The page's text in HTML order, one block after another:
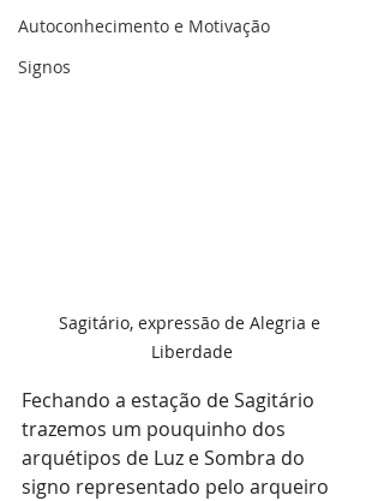
Autoconhecimento e Motivação
Signos
Sagitário, expressão de Alegria e
Liberdade
Fechando a estação de Sagitário
trazemos um pouquinho dos
arquétipos de Luz e Sombra do
signo representado pelo arqueiro